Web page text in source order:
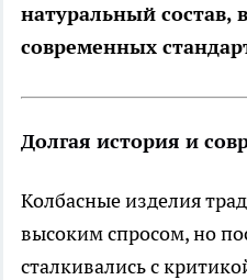
натуральный состав,
современных
Долгая история и
Колбасные изделия
высоким спросом, но
сталкивались с